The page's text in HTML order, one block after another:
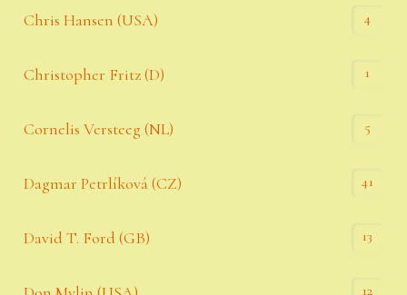
Chris Hansen (USA) 4
Christopher Fritz (D) 1
Cornelis Versteeg (NL) 5
Dagmar Petrlíková (CZ) 41
David T. Ford (GB) 13
12